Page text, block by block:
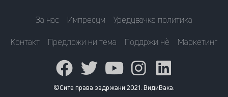
За нас Импресум
Уредувачка политика
Контакт
Предложи ни тема Поддржи нè Маркетинг
©Сите права задржани 2021. ВидиВака.